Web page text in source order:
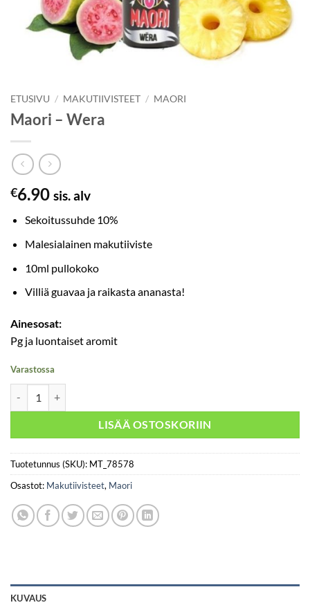
ETUSIVU / MAKUTIIVISTEET / MAORI
Maori – Wera
€6.90 sis. alv
Sekoitussuhde 10%
Malesialainen makutiiviste
10ml pullokoko
Villiä guavaa ja raikasta ananasta!
Ainesosat:
Pg ja luontaiset aromit
Varastossa
LISÄÄ OSTOSKORIIN
Tuotetunnus (SKU): MT_78578
Osastot: Makutiivisteet, Maori
KUVAUS